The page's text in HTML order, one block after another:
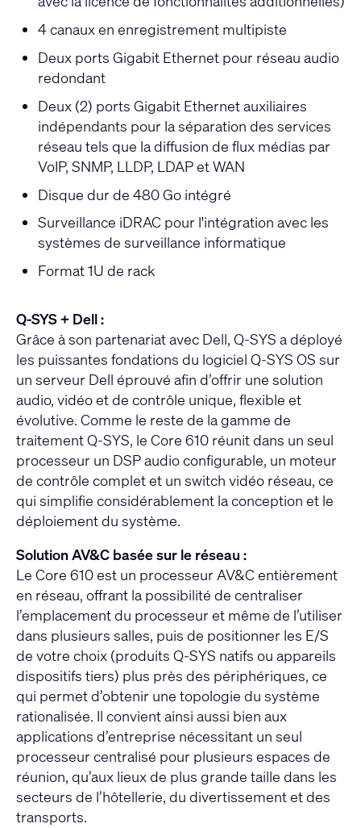
4 canaux en enregistrement multipiste
Deux ports Gigabit Ethernet pour réseau audio
redondant
Deux (2) ports Gigabit Ethernet auxiliaires
indépendants pour la séparation des services
réseau tels que la diffusion de flux médias par
VoIP, SNMP, LLDP, LDAP et WAN
Disque dur de 480 Go intégré
Surveillance iDRAC pour l'intégration avec les
systèmes de surveillance informatique
Format 1U de rack
Q-SYS + Dell :
Grâce à son partenariat avec Dell, Q-SYS a déployé
les puissantes fondations du logiciel Q-SYS OS sur
un serveur Dell éprouvé afin d’offrir une solution
audio, vidéo et de contrôle unique, flexible et
évolutive. Comme le reste de la gamme de
traitement Q-SYS, le Core 610 réunit dans un seul
processeur un DSP audio configurable, un moteur
de contrôle complet et un switch vidéo réseau, ce
qui simplifie considérablement la conception et le
déploiement du système.
Solution AV&C basée sur le réseau :
Le Core 610 est un processeur AV&C entièrement
en réseau, offrant la possibilité de centraliser
l’emplacement du processeur et même de l’utiliser
dans plusieurs salles, puis de positionner les E/S
de votre choix (produits Q-SYS natifs ou appareils
dispositifs tiers) plus près des périphériques, ce
qui permet d’obtenir une topologie du système
rationalisée. Il convient ainsi aussi bien aux
applications d’entreprise nécessitant un seul
processeur centralisé pour plusieurs espaces de
réunion, qu’aux lieux de plus grande taille dans les
secteurs de l’hôtellerie, du divertissement et des
transports.